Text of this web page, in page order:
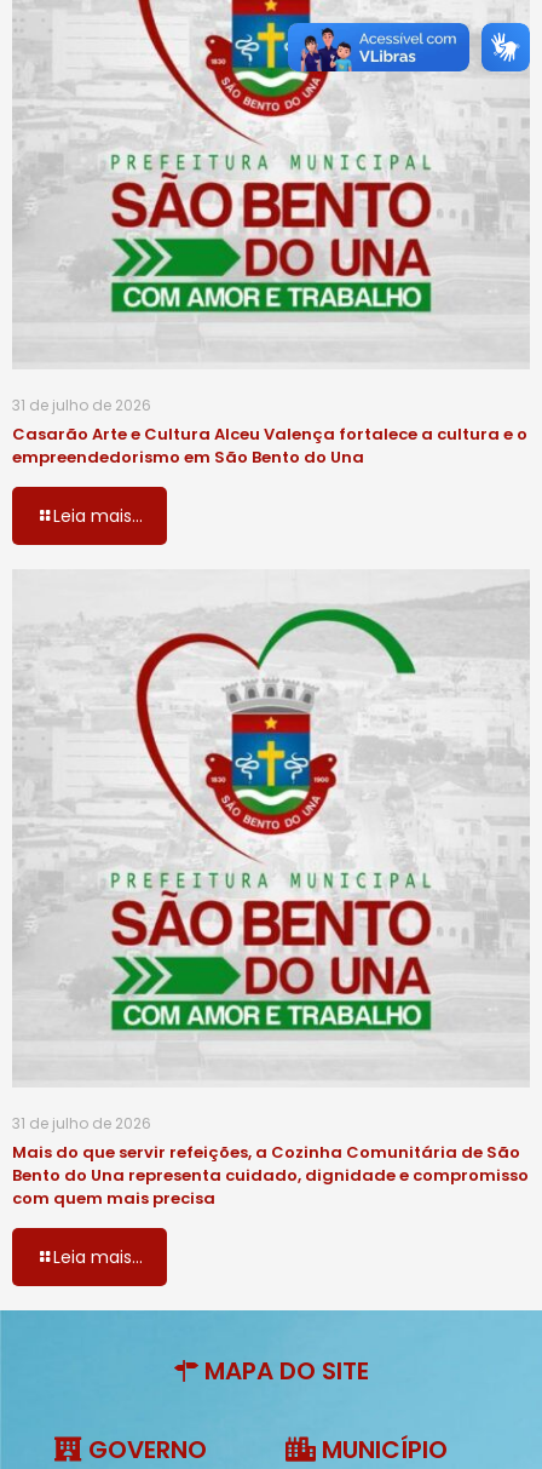
31 de julho de 2026
Casarão Arte e Cultura Alceu Valença fortalece a cultura e o
empreendedorismo em São Bento do Una
Leia mais...
31 de julho de 2026
Mais do que servir refeições, a Cozinha Comunitária de São
Bento do Una representa cuidado, dignidade e compromisso
com quem mais precisa
Leia mais...
MAPA DO SITE
GOVERNO MUNICÍPIO